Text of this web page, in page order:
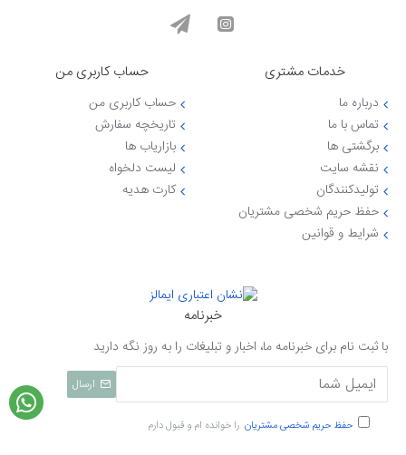
خدمات مشتری
درباره ما
تماس با ما
برگشتی ها
نقشه سایت
تولیدکنندگان
حفظ حریم شخصی مشتریان
شرایط و قوانین
حساب کاربری من
حساب کاربری من
تاریخچه سفارش
بازاریاب ها
لیست دلخواه
کارت هدیه
خبرنامه
با ثبت نام برای خبرنامه ما، اخبار و تبلیغات را به روز نگه دارید
ارسال
حفظ حریم شخصی مشتریان را خوانده ام و قبول دارم